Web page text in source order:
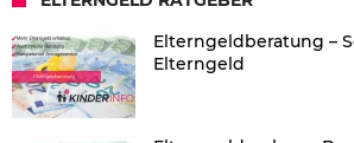
Elterngeldberatung –
Elterngeld